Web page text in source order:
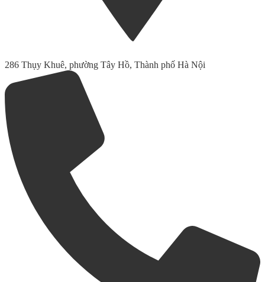
286 Thụy Khuê, phường Tây Hồ, Thành phố Hà Nội